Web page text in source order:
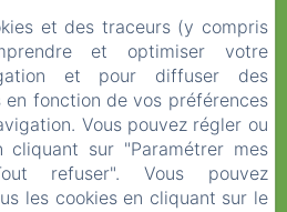
et conditions
et des traceurs (y compris
et optimiser votre
et pour diffuser des
fonction de vos préférences
Vous pouvez régler ou
cliquant sur "Paramétrer mes
refuser". Vous pouvez
les cookies en cliquant sur le